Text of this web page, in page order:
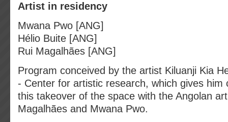
Artist in residency
Mwana Pwo [ANG]
Hélio Buite [ANG]
Rui Magalhães [ANG]
Program conceived by the artist Kiluanji Kia
- Center for artistic research, which gives him
this takeover of the space with the Angolan
Magalhães and Mwana Pwo.